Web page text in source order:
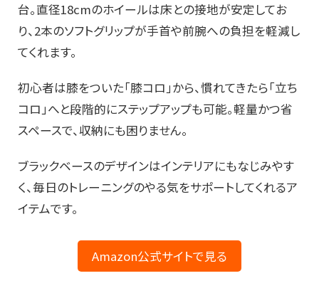
台。直径18cmのホイールは床との接地が安定してお
り、2本のソフトグリップが手首や前腕への負担を軽減し
てくれます。
初心者は膝をついた「膝コロ」から、慣れてきたら「立ち
コロ」へと段階的にステップアップも可能。軽量かつ省
スペースで、収納にも困りません。
ブラックベースのデザインはインテリアにもなじみやす
く、毎日のトレーニングのやる気をサポートしてくれるア
イテムです。
Amazon公式サイトで見る